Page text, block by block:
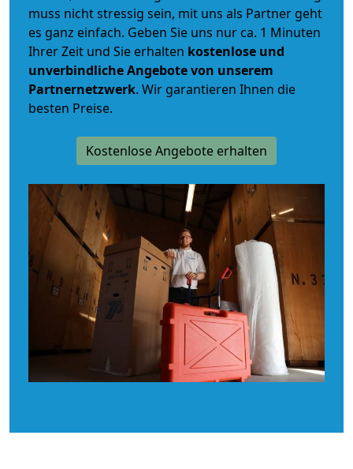
muss nicht stressig sein, mit uns als Partner geht
es ganz einfach. Geben Sie uns nur ca. 1 Minuten
Ihrer Zeit und Sie erhalten kostenlose und
unverbindlicheAngebote von unserem
Partnernetzwerk. Wir garantieren Ihnen die
besten Preise.
Kostenlose Angebote erhalten